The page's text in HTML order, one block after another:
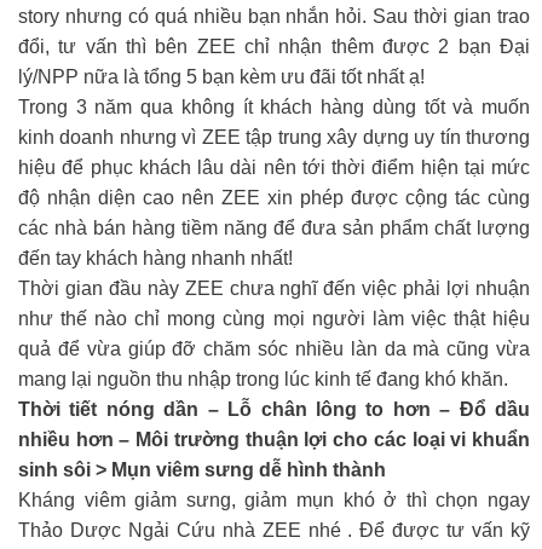
story nhưng có quá nhiều bạn nhắn hỏi. Sau thời gian trao
đổi, tư vấn thì bên ZEE chỉ nhận thêm được 2 bạn Đại
lý/NPP nữa là tổng 5 bạn kèm ưu đãi tốt nhất ạ!
Trong 3 năm qua không ít khách hàng dùng tốt và muốn
kinh doanh nhưng vì ZEE tập trung xây dựng uy tín thương
hiệu để phục khách lâu dài nên tới thời điểm hiện tại mức
độ nhận diện cao nên ZEE xin phép được cộng tác cùng
các nhà bán hàng tiềm năng để đưa sản phẩm chất lượng
đến tay khách hàng nhanh nhất!
Thời gian đầu này ZEE chưa nghĩ đến việc phải lợi nhuận
như thế nào chỉ mong cùng mọi người làm việc thật hiệu
quả để vừa giúp đỡ chăm sóc nhiều làn da mà cũng vừa
mang lại nguồn thu nhập trong lúc kinh tế đang khó khăn.
Thời tiết nóng dần – Lỗ chân lông to hơn – Đổ dầu
nhiều hơn – Môi trường thuận lợi cho các loại vi khuẩn
sinh sôi > Mụn viêm sưng dễ hình thành
Kháng viêm giảm sưng, giảm mụn khó ở thì chọn ngay
Thảo Dược Ngải Cứu nhà ZEE nhé . Để được tư vấn kỹ